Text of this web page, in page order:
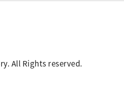
All Rights reserved.